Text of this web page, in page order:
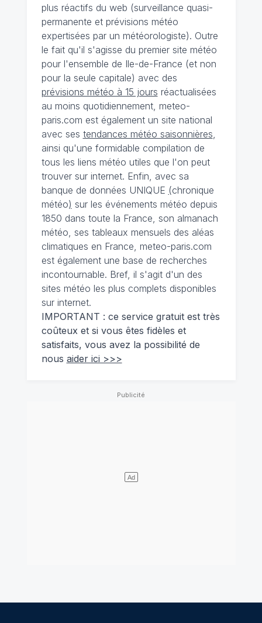
plus réactifs du web (surveillance quasi-
permanente et prévisions météo
expertisées par un météorologiste). Outre
le fait qu'il s'agisse du premier site météo
pour l'ensemble de Ile-de-France (et non
pour la seule capitale) avec des
prévisions météo à 15 jours réactualisées
au moins quotidiennement, meteo-
paris.com est également un site national
avec ses tendances météo saisonnières
ainsi qu'une formidable compilation de
tous les liens météo utiles que l'on peut
trouver sur internet. Enfin, avec sa
banque de données UNIQUE (chronique
météo) sur les événements météo depuis
1850 dans toute la France, son almanach
météo, ses tableaux mensuels des aléas
climatiques en France, meteo-paris.com
est également une base de recherches
incontournable. Bref, il s'agit d'un des
sites météo les plus complets disponibles
sur internet.
IMPORTANT : ce service gratuit est très
coûteux et si vous êtes fidèles et
satisfaits, vous avez la possibilité de
nous aider ici >>>